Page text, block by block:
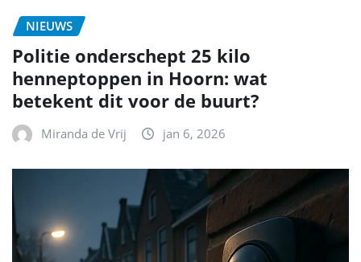
NIEUWS
Politie onderschept 25 kilo
henneptoppen in Hoorn: wat
betekent dit voor de buurt?
Miranda de Vrij jan 6, 2026